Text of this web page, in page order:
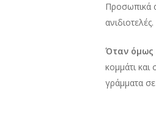
Προσωπικά
Όταν όμως
κομμάτι και
γράμματα